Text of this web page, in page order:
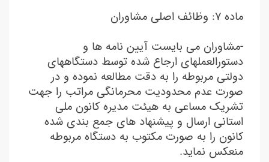
ماده 7: وظائف اصلی مشاوران
-مشاوران می بایست آیین نامه ها و
دستورالعملهای ارجاع شده توسط دستگاههای
دولتی مربوطه را به دقت مطالعه نموده و در
صورت عدم محدودیت محرمانگی مراتب را جهت
تشریک مساعی به هیئت مدیره کانون ملی
استانی ارسال و پیشنهاد های جمع بندی شده
کانون را به صورت مکتوب به دستگاه مربوطه
منعکس نماید.